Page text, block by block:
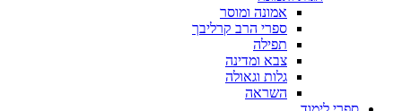
אמונה ומוסר
ספרי הרב קרליבך
תפילה
צבא ומדינה
גלות וגאולה
השראה